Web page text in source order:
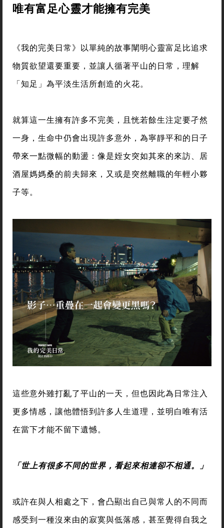
唯有富足心靈才能擁有完美
《我的完美日常》以單純的故事闡明心靈富足比追求
物質欲望還要重要，並讓人循著平山的日常，理解
「知足」為平淡生活所創造的火花。
就算這一生擁有許多不完美，且恍若餘生注定要孑然
一身，生命中仍會出現許多意外，為寧靜平和的日子
帶來一點微幅的動盪：像是姪女突如其來的來訪、居
酒屋媽媽桑的前夫歸來，又或是突然離職的年輕小夥
子等。
這些意外雖打亂了平山的一天，但也因此為日常注入
更多情感，讓他體悟到許多人生道理，並明白唯有活
在當下才能不留下遺憾。
「世上有很多不同的世界，看起來相連卻不相通。」
或許在與人相處之下，會凸顯出自己與常人的不同而
感受到一種沒來由的寂寞與低落感，甚至覺得自我之